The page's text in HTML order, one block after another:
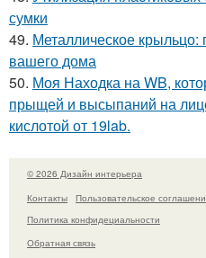
сумки
49. Металлическое
вашего дома
50. Моя Находка на WB,
прыщей и высыпаний на
кислотой от 19lab.
© 2026 Дизайн интерьера
Контакты
Пользовательское
Политика конфидециальности
Обратная связь